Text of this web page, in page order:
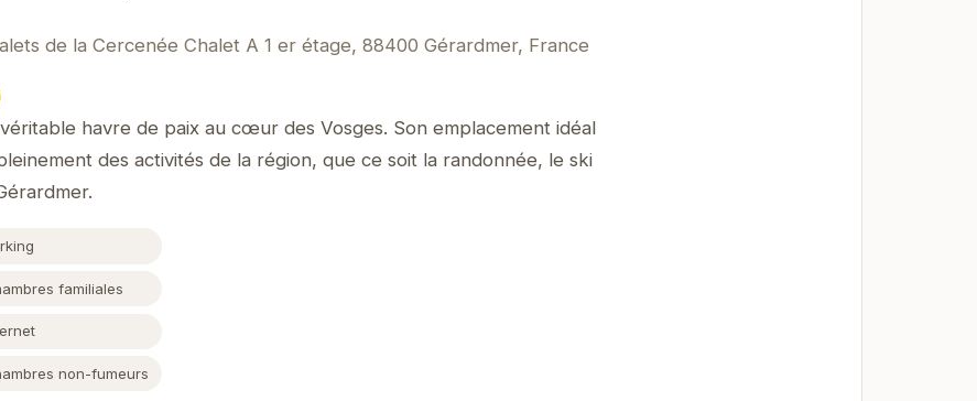
de la Cercenée Chalet A 1 er étage, 88400 Gérardmer, France
havre de paix au cœur des Vosges. Son emplacement idéal
des activités de la région, que ce soit la randonnée, le ski
familiales
non-fumeurs